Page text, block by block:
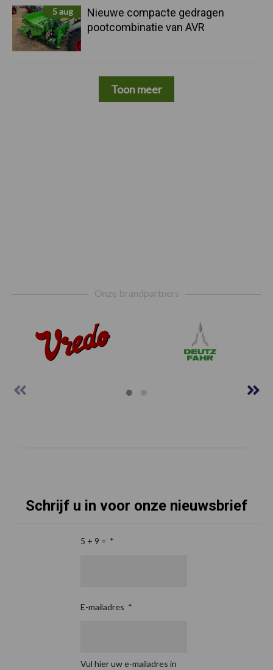
5 aug
Nieuwe compacte gedragen
pootcombinatie van AVR
Toon meer
Onze brandpartners
Schrijf u in voor onze nieuwsbrief
5 + 9 = *
E-mailadres *
Vul hier uw e-mailadres in